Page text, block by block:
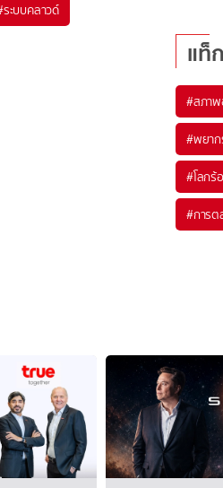
ระบบคลาวด์
แท็
#สภาพ
#พยา
#โลกร้
#การต